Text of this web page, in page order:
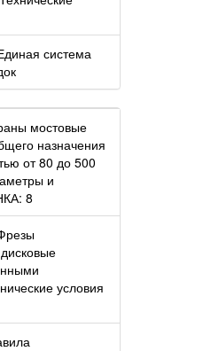
система
мостовые
назначения
от 80 до 500
и
8
условия